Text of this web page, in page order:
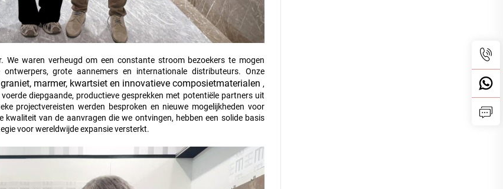
waren verheugd om een constante stroom bezoekers te mogen
ontwerpers, grote aannemers en internationale distributeurs. Onze
marmer, kwartsiet en innovatieve composietmaterialen ,
diepgaande, productieve gesprekken met potentiële partners uit
projectvereisten werden besproken en nieuwe mogelijkheden voor
van de aanvragen die we ontvingen, hebben een solide basis
voor wereldwijde expansie versterkt.